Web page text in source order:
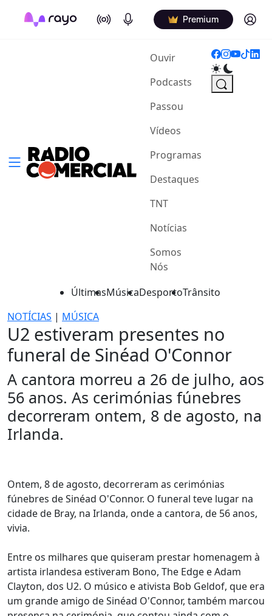
On Air Podcasts Premium Log in
Ouvir(current)
Podcasts
Passou
Vídeos
Programas
Destaques
TNT
Notícias
Somos
Nós
ÚltimasMúsicaDesportoTrânsito
NOTÍCIAS | MÚSICA
U2 estiveram presentes no
funeral de Sinéad O'Connor
A cantora morreu a 26 de julho, aos
56 anos. As cerimónias fúnebres
decorreram ontem, 8 de agosto, na
Irlanda.
Ontem, 8 de agosto, decorreram as cerimónias
fúnebres de Sinéad O'Connor. O funeral teve lugar na
cidade de Bray, na Irlanda, onde a cantora, de 56 anos,
vivia.
Entre os milhares que quiseram prestar homenagem à
artista irlandesa estiveram Bono, The Edge e Adam
Clayton, dos U2. O músico e ativista Bob Geldof, que era
um grande amigo de Sinéad O'Connor, também marcou